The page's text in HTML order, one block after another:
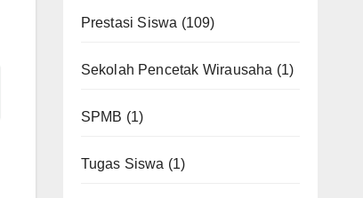
Prestasi Siswa (109)
Sekolah Pencetak Wirausaha (1)
SPMB (1)
Tugas Siswa (1)